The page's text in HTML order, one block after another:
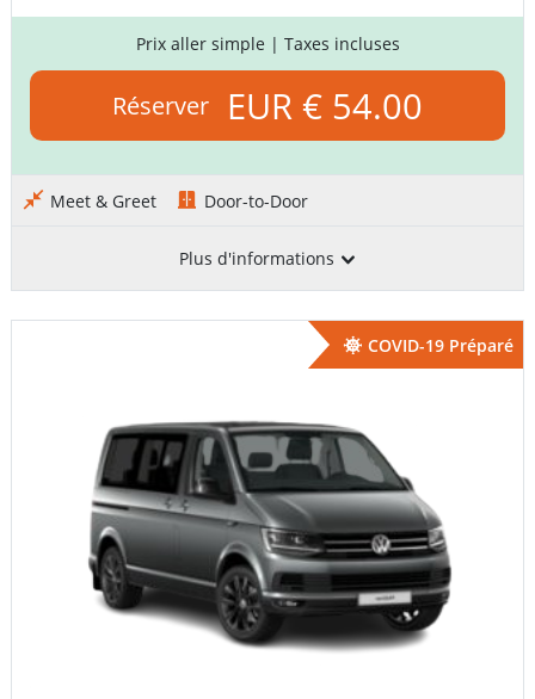
Prix aller simple | Taxes incluses
Réserver EUR € 54.00
Meet & Greet Door-to-Door
Plus d'informations
COVID-19 Préparé